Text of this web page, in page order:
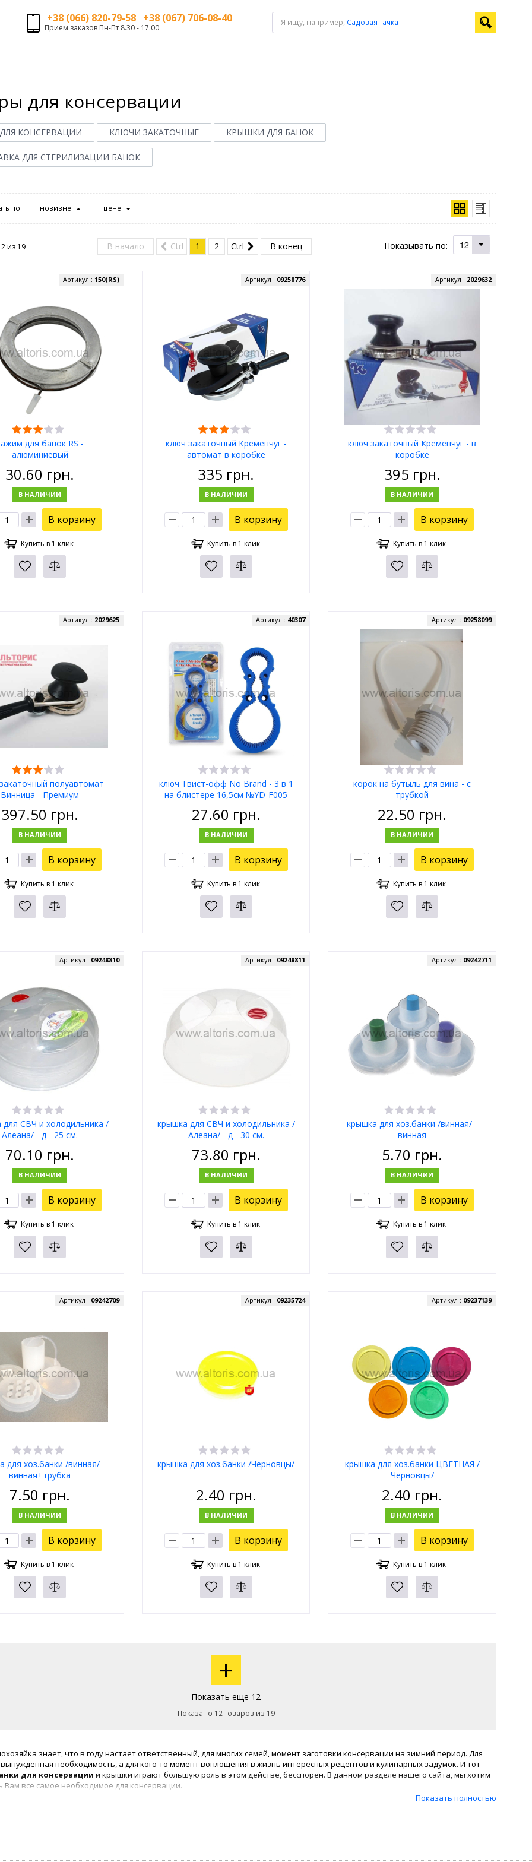
+38 (066) 820-79-58 +38 (067) 706-08-40
Прием заказов Пн-Пт 8.30 - 17.00
Я ищу, например, Садовая тачка
для консервации
КОНСЕРВАЦИИ КЛЮЧИ ЗАКАТОЧНЫЕ КРЫШКИ ДЛЯ БАНОК
ДЛЯ СТЕРИЛИЗАЦИИ БАНОК
по: новизне цене
Показывать по: 12
из 19 В начало Ctrl 1 2 Ctrl В конец
для банок RS -
алюминиевый
Артикул : 150(RS)
30.60 грн.
В НАЛИЧИИ
В корзину
Купить в 1 клик
ключ закаточный Кременчуг -
автомат в коробке
Артикул : 09258776
335 грн.
В НАЛИЧИИ
В корзину
Купить в 1 клик
ключ закаточный Кременчуг - в
коробке
Артикул : 2029632
395 грн.
В НАЛИЧИИ
В корзину
Купить в 1 клик
полуавтомат
Винница - Премиум
Артикул : 2029625
397.50 грн.
В НАЛИЧИИ
В корзину
Купить в 1 клик
ключ Твист-офф No Brand - 3 в 1
на блистере 16,5см №YD-F005
Артикул : 40307
27.60 грн.
В НАЛИЧИИ
В корзину
Купить в 1 клик
корок на бутыль для вина - с
трубкой
Артикул : 09258099
22.50 грн.
В НАЛИЧИИ
В корзину
Купить в 1 клик
для СВЧ и холодильника /
Алеана/ - д - 25 см.
Артикул : 09248810
70.10 грн.
В НАЛИЧИИ
В корзину
Купить в 1 клик
крышка для СВЧ и холодильника /
Алеана/ - д - 30 см.
Артикул : 09248811
73.80 грн.
В НАЛИЧИИ
В корзину
Купить в 1 клик
крышка для хоз.банки /винная/ -
винная
Артикул : 09242711
5.70 грн.
В НАЛИЧИИ
В корзину
Купить в 1 клик
для хоз.банки /винная/ -
винная+трубка
Артикул : 09242709
7.50 грн.
В НАЛИЧИИ
В корзину
Купить в 1 клик
крышка для хоз.банки /Черновцы/
Артикул : 09235724
2.40 грн.
В НАЛИЧИИ
В корзину
Купить в 1 клик
крышка для хоз.банки ЦВЕТНАЯ /
Черновцы/
Артикул : 09237139
2.40 грн.
В НАЛИЧИИ
В корзину
Купить в 1 клик
+
Показать еще 12
Показано 12 товаров из 19
знает, что в году настает ответственный, для многих семей, момент заготовки консервации на зимний период. Для
вынужденная необходимость, а для кого-то момент воплощения в жизнь интересных рецептов и кулинарных задумок. И тот
для консервации и крышки играют большую роль в этом действе, бесспорен. В данном разделе нашего сайта, мы хотим
Вам все самое необходимое для консервации.
Показать полностью